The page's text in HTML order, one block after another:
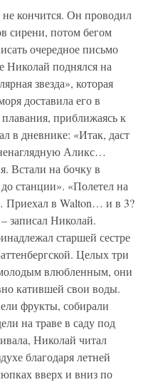
не кончится. Он проводил
сирени, потом бегом
очередное письмо
Николай поднялся на
звезда», которая
доставила его в
приближаясь к
в дневнике: «Итак, даст
Аликс…
Встали на бочку в
станции». «Полетел на
Приехал в Walton… и в 3?
записал Николай.
старшей сестре
Целых три
влюбленным, они
катившей свои воды.
фрукты, собирали
на траве в саду под
Николай читал
благодаря летней
вверх и вниз по